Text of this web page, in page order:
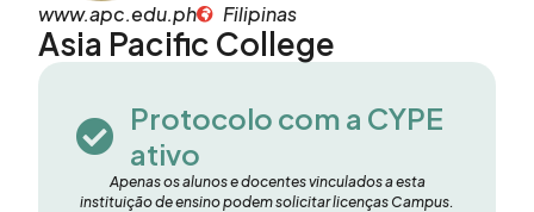
www.apc.edu.ph Filipinas
Asia Pacific College
Protocolo com a CYPE
ativo
Apenas os alunos e docentes vinculados a esta
instituição de ensino podem solicitar licenças Campus.